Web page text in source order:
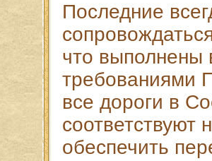
Последние
что выполнены
требованиями
все дороги в
соответствуют
обеспечить